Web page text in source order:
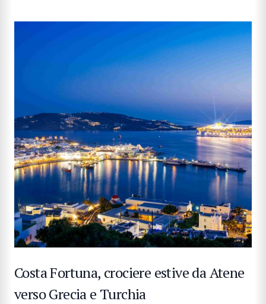
Costa Fortuna, crociere estive da Atene
verso Grecia e Turchia